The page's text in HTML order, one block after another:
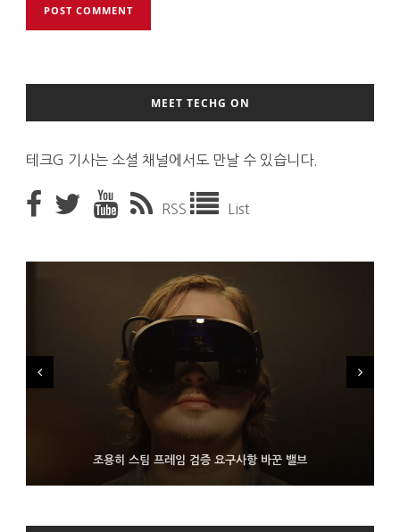
MEET TECHG ON
테크G 기사는 소셜 채널에서도 만날 수 있습니다.
RSS List
조용히 스팀 프레임 검증 요구사항 바꾼 밸브
9월 4일부터 서비스 접는 안드로이드 장치용 구글 어시스턴트
보인 삼성전자